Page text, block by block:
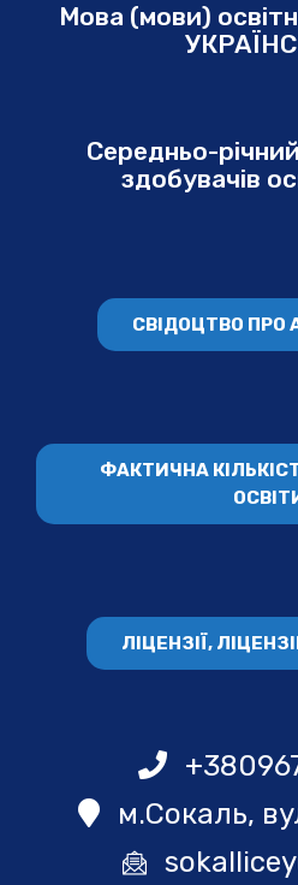
Мова (мови)
Середньо-
здобувачів
СВІДОЦТВО ПРО
ФАКТИЧНА
ЛІЦЕНЗІЇ,
м.Сокаль,